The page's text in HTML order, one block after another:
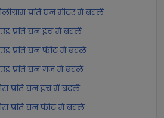
प्रति घन मीटर में बदलें
प्रति घन इंच में बदलें
प्रति घन फीट में बदलें
प्रति घन गज में बदलें
प्रति घन इंच में बदलें
प्रति घन फीट में बदलें